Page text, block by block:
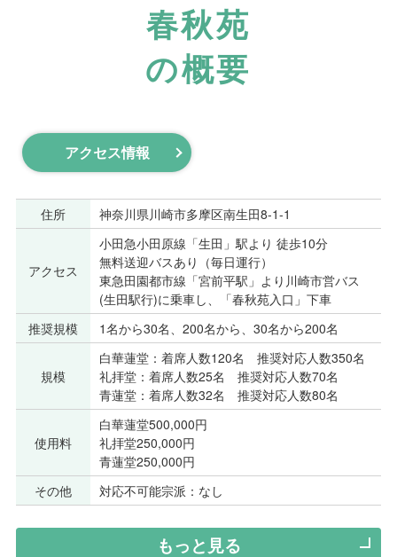
春秋苑
の概要
アクセス情報
住所 神奈川県川崎市多摩区南生田8-1-1
アクセス
小田急小田原線「生田」駅より 徒歩10分
無料送迎バスあり（毎日運行）
東急田園都市線「宮前平駅」より川崎市営バス
(生田駅行)に乗車し、「春秋苑入口」下車
推奨規模
1名から30名、200名から、30名から200名
規模
白華蓮堂：着席人数120名 推奨対応人数350名
礼拝堂：着席人数25名 推奨対応人数70名
青蓮堂：着席人数32名 推奨対応人数80名
使用料
白華蓮堂500,000円
礼拝堂250,000円
青蓮堂250,000円
その他
対応不可能宗派：なし
もっと見る